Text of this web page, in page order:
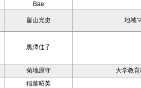
Bae
畠山光史 地域
黒澤佳子
菊地原守 大学教
稲葉昭英